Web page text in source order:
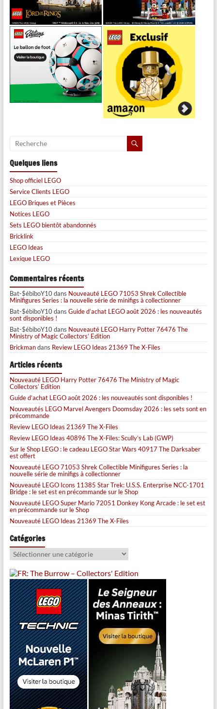
Quelques liens
Shop officiel LEGO
Service Clients LEGO
LEGO Briques et Pièces
Notices LEGO
Sets LEGO bientôt abandonnés
Bricklink
LEGO Ideas
Lexique LEGO
Commentaires récents
Bat-$ébiboY10dans Nouveauté LEGO 71053 Shrek Collectible
Minifigures Series : la nouvelle série de minifigs à collectionner
Bat-$ébiboY10dans Guide d’achat LEGO août 2026 : les nouveautés
sont disponibles !
Bat-$ébiboY10dans Nouveauté LEGO Harry Potter 76476 The
Ministry of Magic Collectors’ Edition
Brickmandans Review LEGO Ideas 21369 The X-Files
Articles récents
Nouveauté LEGO Harry Potter 76476 The Ministry of Magic
Collectors’ Edition
Guide d’achat LEGO août 2026 : les nouveautés sont disponibles !
Nouveautés LEGO Marvel Avengers Doomsday 2026 : les sets sont en
précommande
Review LEGO Ideas 21369 The X-Files
Review LEGO Ideas 40896 The X-Files: Scully’s Lab (GWP)
Sur le Shop LEGO : le cadeau LEGO Star Wars 40917 The Darksaber
est offert
Nouveauté LEGO 71053 Shrek Collectible Minifigures Series : la
nouvelle série de minifigs à collectionner
Nouveauté LEGO Icons 11385 Star Trek: U.S.S. Enterprise NCC-1701
Bridge : le set est en précommande sur le Shop
Nouveauté LEGO Super Mario 72051 Donkey Kong Arcade : le set est
en précommande sur le Shop
Nouveauté LEGO Ideas 21369 The X-Files
Catégories
Catégories